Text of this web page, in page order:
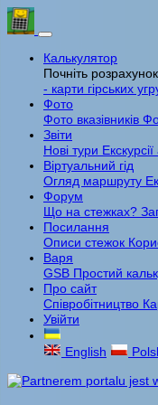
Калькулятор
Почніть
- карти гірських
Фото
Фото вказівників
Звіти
Нові тури
Віртуальний гід
Огляд маршруту
Форум
Що на стежках?
Посилання
Описи стежок
Варя
GSB Простий
Про сайт
Співробітництво
Увійти
English